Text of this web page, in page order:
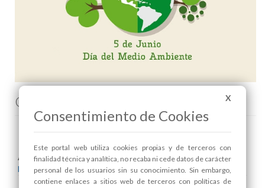
Comenta esta noticia en Facebook
Areas relacionadas:
Medio Ambiente
X
Consentimiento de Cookies
Este portal web utiliza cookies propias y de terceros con
finalidad técnica y analítica, no recaba ni cede datos de carácter
personal de los usuarios sin su conocimiento. Sin embargo,
contiene enlaces a sitios web de terceros con políticas de